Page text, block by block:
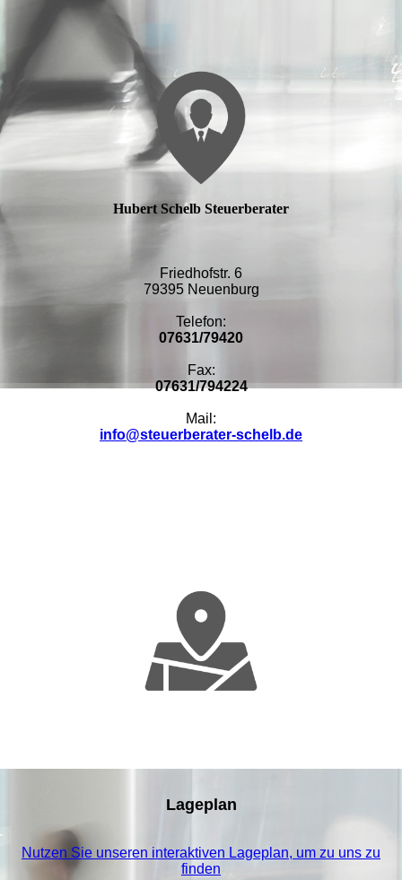
Hubert Schelb Steuerberater
Friedhofstr. 6
79395 Neuenburg
Telefon:
07631/79420
Fax:
07631/794224
Mail:
info@steuerberater-schelb.de
Lageplan
Nutzen Sie unseren interaktiven La­ge­plan, um zu uns zu
finden